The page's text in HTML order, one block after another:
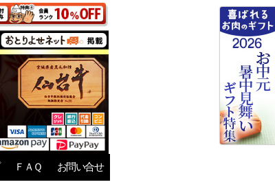
ＦＡＱ お問い合せ